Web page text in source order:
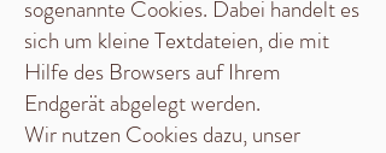
sogenannte Cookies. Dabei handelt es
sich um kleine Textdateien, die mit
Hilfe des Browsers auf Ihrem
Endgerät abgelegt werden.
Wir nutzen Cookies dazu, unser